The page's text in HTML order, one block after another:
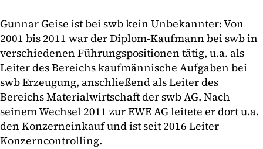
Gunnar Geise ist bei swb kein Unbekannter: Von
2001 bis 2011 war der Diplom-Kaufmann bei swb in
verschiedenen Führungspositionen tätig, u.a. als
Leiter des Bereichs kaufmännische Aufgaben bei
swb Erzeugung, anschließend als Leiter des
Bereichs Materialwirtschaft der swb AG. Nach
seinem Wechsel 2011 zur EWE AG leitete er dort u.a.
den Konzerneinkauf und ist seit 2016 Leiter
Konzerncontrolling.